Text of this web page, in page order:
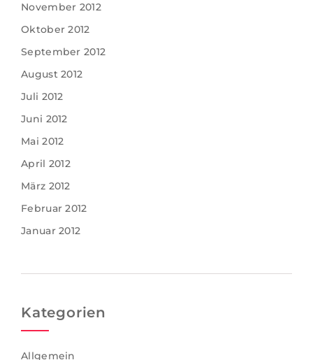
November 2012
Oktober 2012
September 2012
August 2012
Juli 2012
Juni 2012
Mai 2012
April 2012
März 2012
Februar 2012
Januar 2012
Kategorien
Allgemein